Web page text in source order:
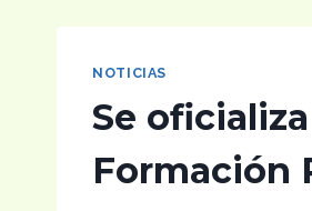
NOTICIAS
Se
Formación